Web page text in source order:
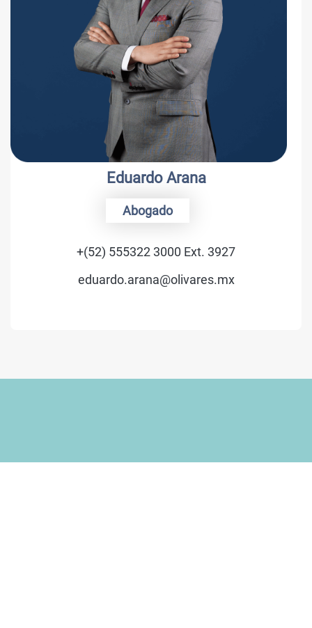
Luis C. Schmidt
Consejero
+(52) 555322 3000 Ext. 3400
luis.schmidt@olivares.mx